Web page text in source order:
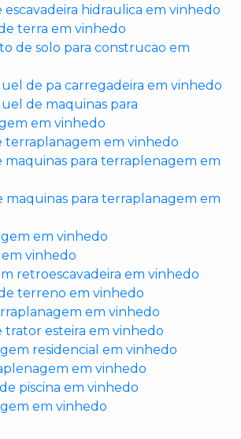
escavadeira hidraulica em vinhedo
terra em vinhedo
de solo para construcao em
de pa carregadeira em vinhedo
de maquinas para
em vinhedo
terraplanagem em vinhedo
maquinas para terraplenagem em
para terraplanagem em
em vinhedo
vinhedo
retroescavadeira em vinhedo
terreno em vinhedo
em vinhedo
trator esteira em vinhedo
residencial em vinhedo
em vinhedo
piscina em vinhedo
em vinhedo